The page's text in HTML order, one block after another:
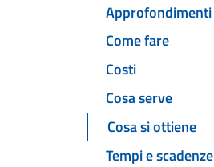
Approfondimenti
Come fare
Costi
Cosa serve
Cosa si ottiene
Tempi e scadenze